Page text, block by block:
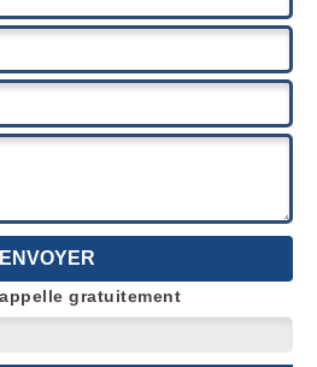
gratuitement